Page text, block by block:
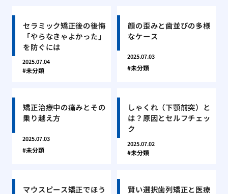
セラミック矯正後の後悔
「やらなきゃよかった」
を防ぐには
2025.07.04
未分類
顔の歪みと歯並びの多様
なケース
2025.07.03
未分類
矯正治療中の痛みとその
乗り越え方
2025.07.03
未分類
しゃくれ（下顎前突）と
は？原因とセルフチェッ
ク
2025.07.02
未分類
マウスピース矯正でほう 賢い選択歯列矯正と医療